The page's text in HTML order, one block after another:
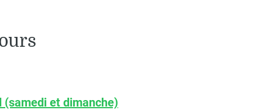
(samedi et dimanche)